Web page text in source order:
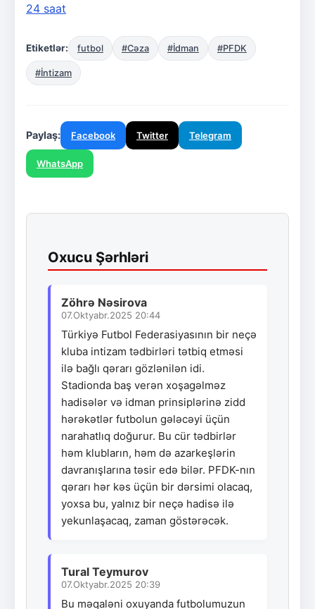
24 saat
Etiketlər: futbol #Cəza #İdman #PFDK
#İntizam
Paylaş: Facebook Twitter Telegram
WhatsApp
Oxucu Şərhləri
Zöhrə Nəsirova
07.Oktyabr.2025 20:44
Türkiyə Futbol Federasiyasının bir neçə
kluba intizam tədbirləri tətbiq etməsi
ilə bağlı qərarı gözlənilən idi.
Stadionda baş verən xoşagəlməz
hadisələr və idman prinsiplərinə zidd
hərəkətlər futbolun gələcəyi üçün
narahatlıq doğurur. Bu cür tədbirlər
həm klubların, həm də azarkeşlərin
davranışlarına təsir edə bilər. PFDK-nın
qərarı hər kəs üçün bir dərsimi olacaq,
yoxsa bu, yalnız bir neçə hadisə ilə
yekunlaşacaq, zaman göstərəcək.
Tural Teymurov
07.Oktyabr.2025 20:39
Bu məqaləni oxuyanda futbolumuzun